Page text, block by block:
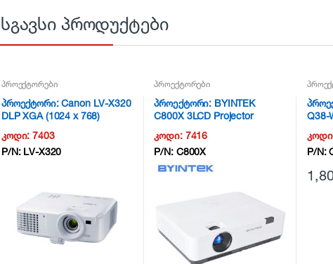
პროდუქტები
პროექტორები
პროექტორი: Canon LV-X320
DLP XGA (1024 x 768)
3200lm 3D White –
0910C003AA NG2
კოდი:7403
P/N: LV-X320
პროექტორები
პროექტორი: BYINTEK
C800X 3LCD Projector
კოდი: 7416
P/N: C800X
Q38-
P/N: